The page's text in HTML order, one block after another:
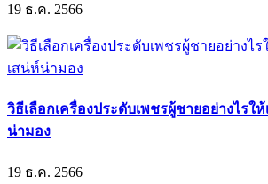
19 ธ.ค. 2566
วิธีเลือกเครื่องประดับเพชรผู้ชายอย่างไรใ
น่ามอง
19 ธ.ค. 2566